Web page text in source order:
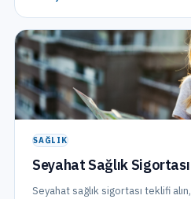
SAĞLIK
Seyahat Sağlık Sigortası
Seyahat sağlık sigortası teklifi